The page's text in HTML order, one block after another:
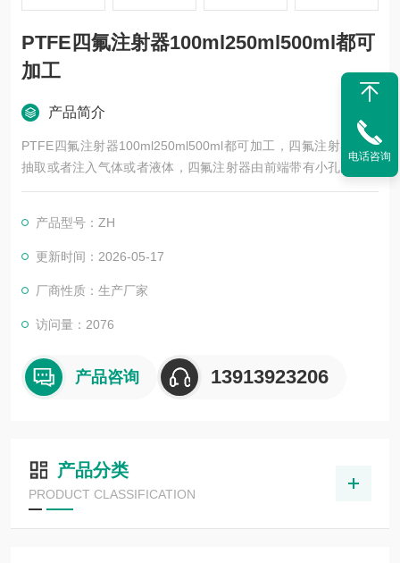
PTFE四氟注射器100ml250ml500ml都可
加工
产品简介
PTFE四氟注射器100ml250ml500ml都可加工，四氟注射器用于
抽取或者注入气体或者液体，四氟注射器由前端带有小孔的针筒
以及与之匹配的活塞芯杆组成，用来将少量的液体或其注入到其
液体或者气体从针筒前端小孔吸入，在芯杆推入时将液体或者气
体挤出。
产品型号：ZH
更新时间：2026-05-17
厂商性质：生产厂家
访问量：2076
产品咨询 13913923206
产品分类
PRODUCT CLASSIFICATION
电话咨询